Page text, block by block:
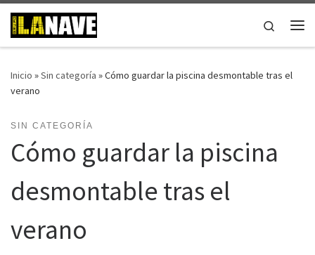
Saltar al contenido
Search
Inicio »Sin categoría »Cómo guardar la piscina desmontable tras el
verano
SIN CATEGORÍA
Cómo guardar la piscina
desmontable tras el
verano